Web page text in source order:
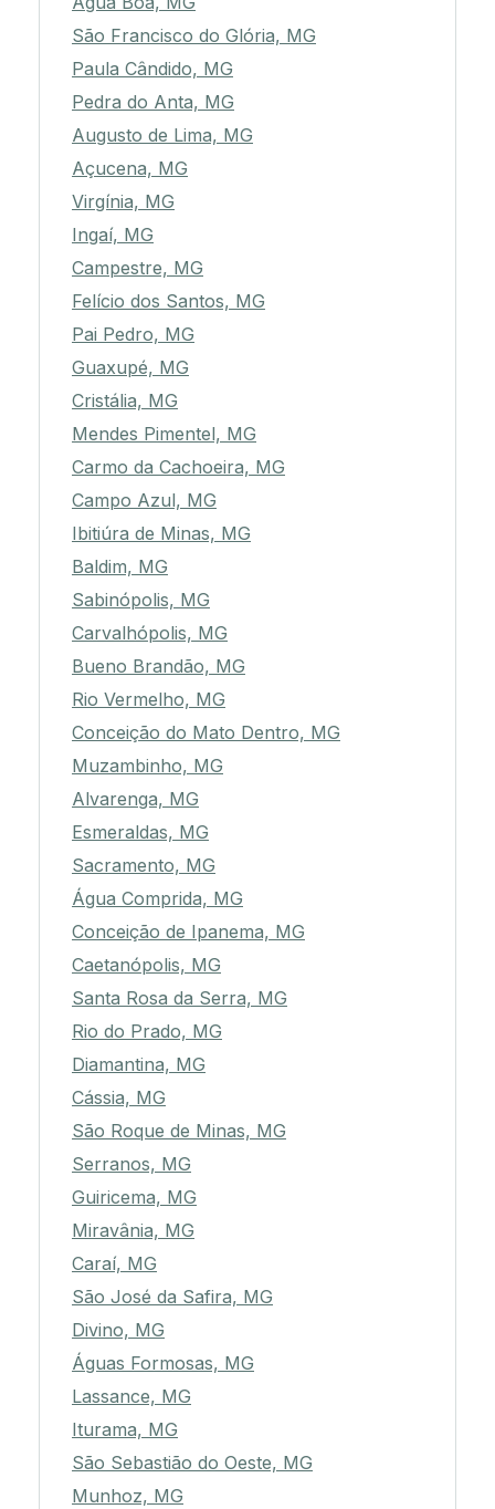
São Francisco do Glória, MG
Paula Cândido, MG
Pedra do Anta, MG
Augusto de Lima, MG
Açucena, MG
Virgínia, MG
Ingaí, MG
Campestre, MG
Felício dos Santos, MG
Pai Pedro, MG
Guaxupé, MG
Cristália, MG
Mendes Pimentel, MG
Carmo da Cachoeira, MG
Campo Azul, MG
Ibitiúra de Minas, MG
Baldim, MG
Sabinópolis, MG
Carvalhópolis, MG
Bueno Brandão, MG
Rio Vermelho, MG
Conceição do Mato Dentro, MG
Muzambinho, MG
Alvarenga, MG
Esmeraldas, MG
Sacramento, MG
Água Comprida, MG
Conceição de Ipanema, MG
Caetanópolis, MG
Santa Rosa da Serra, MG
Rio do Prado, MG
Diamantina, MG
Cássia, MG
São Roque de Minas, MG
Serranos, MG
Guiricema, MG
Miravânia, MG
Caraí, MG
São José da Safira, MG
Divino, MG
Águas Formosas, MG
Lassance, MG
Iturama, MG
São Sebastião do Oeste, MG
Munhoz, MG